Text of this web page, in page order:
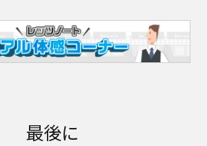
最後に